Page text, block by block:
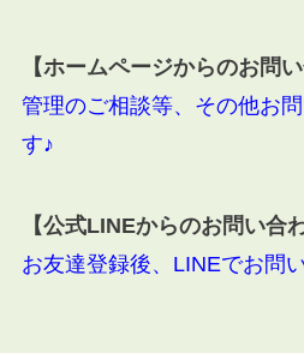
【ホームページからのお問
管理のご相談等、その他お
す♪
【公式LINEからのお問い合
お友達登録後、LINEでお問